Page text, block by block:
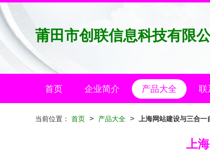
莆田市创联信息科技有限
首页 企业简介 产品大全 联
当前位置： 首页 > 产品大全 > 上海网站建设与三合
上